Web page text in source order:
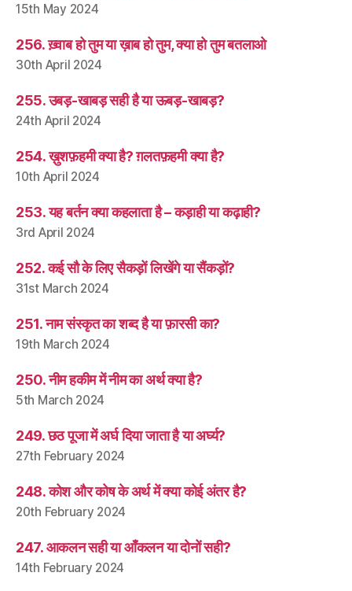
15th May 2024
256. ख़्वाब हो तुम या ख़ाब हो तुम, क्या हो तुम बतलाओ
30th April 2024
255. उबड़-खाबड़ सही है या ऊबड़-खाबड़?
24th April 2024
254. ख़ुशफ़हमी क्या है? ग़लतफ़हमी क्या है?
10th April 2024
253. यह बर्तन क्या कहलाता है – कड़ाही या कढ़ाही?
3rd April 2024
252. कई सौ के लिए सैकड़ों लिखेंगे या सैंकड़ों?
31st March 2024
251. नाम संस्कृत का शब्द है या फ़ारसी का?
19th March 2024
250. नीम हकीम में नीम का अर्थ क्या है?
5th March 2024
249. छठ पूजा में अर्घ दिया जाता है या अर्घ्य?
27th February 2024
248. कोश और कोष के अर्थ में क्या कोई अंतर है?
20th February 2024
247. आकलन सही या आँकलन या दोनों सही?
14th February 2024